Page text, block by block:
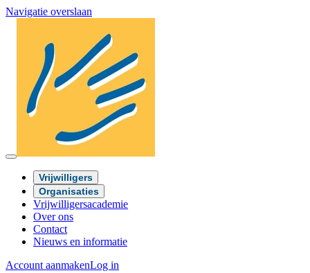
Navigatie overslaan
Vrijwilligers
Organisaties
Vrijwilligersacademie
Over ons
Contact
Nieuws en informatie
Account aanmakenLog in